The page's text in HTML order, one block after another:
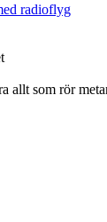
radioflyg
allt som rör